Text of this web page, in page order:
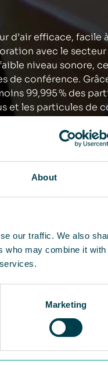
About
our traffic. We also
who may combine it with
Marketing
d’air efficace, facile
avec le secteur
niveau sonore,
de conférence.
99,995 % des
et les particules de
éliminer un
High Flow HEPA est